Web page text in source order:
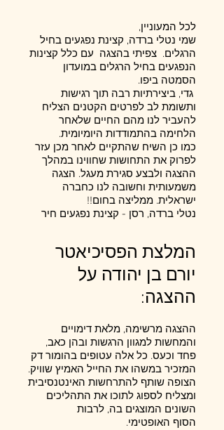
לכל המעוניין,
שמי נטלי ברדה, קצינת נפגעים בחיל
הרגלים. צפיתי בהצגה עם כלל קצינות
הנפגעים בחיל הרגלים במועדון
הסמטה ביפו.
גדי, ביצירתיות רבה תוך רגישות
ותשומת לב לפרטים הקטנים הצליח
להעביר לנו מהם החיים שלאחר
הלחימה בהתמודדות היומיומית.
כמו כן השיח שהתקיים לאחר מכן עזר
לפרוק את התחושות שחווינו במהלך
ההצגה ולבצע סגירת מעגל. הצגה
משמעותית וחשובה לנו כחברה
ישראלית. ממליצה בחום!!
נטלי ברדה, רסן - קצינת נפגעים חיר
המלצת הפסיכיאטר
יורם בן יהודה על
ההצגה:
ההצגה מרשימה, מלאת דימויים
והמחשות למגוון הרגשות ובהן כאב,
פחד וכעס. כל אלה עטופים בהומור דק
המזכיר במשהו את החייל האמיץ שוויק.
הצופה שותף להתרחשות האינטנסיבית
ומצליח לספוג לתוכו את התהליכים
השונים המוצגים בה, לרבות
הסוף האופטימי.